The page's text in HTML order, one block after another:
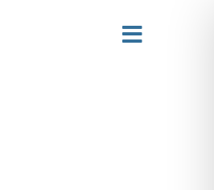
Toggle